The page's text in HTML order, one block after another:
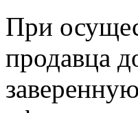
При
продавца